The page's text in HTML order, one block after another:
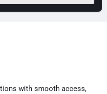
with smooth access,